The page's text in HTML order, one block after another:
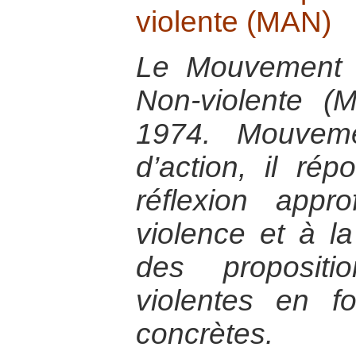
violente (MAN)
Le
Non-violente
1974.
d’action, il
réflexion
violence et à la
des
violentes en
concrètes.